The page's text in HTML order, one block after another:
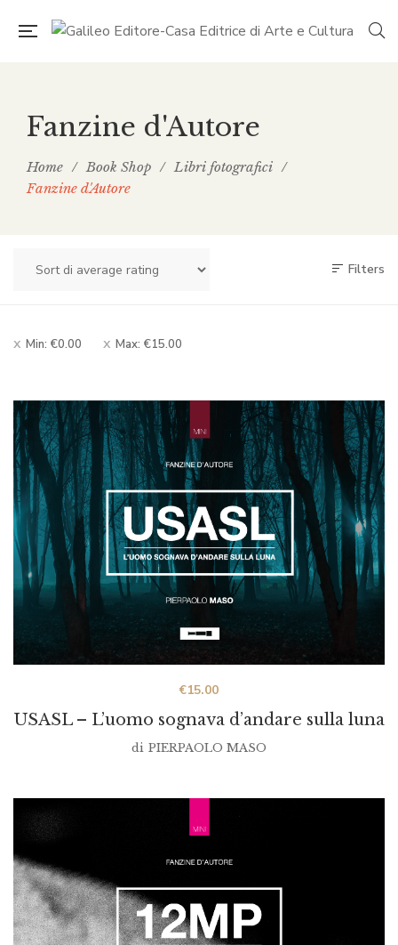
Fanzine d'Autore
Home / Book Shop / Libri fotografici /
Fanzine d'Autore
Filters
Min: €0.00 Max: €15.00
USASL – L’uomo sognava d’andare sulla luna
€15.00
di PIERPAOLO MASO